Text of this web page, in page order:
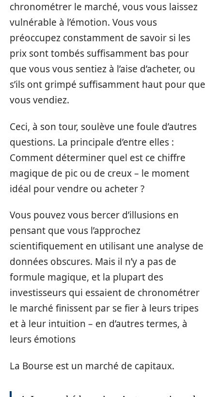
chronométrer le marché, vous vous laissez
vulnérable à l’émotion. Vous vous
préoccupez constamment de savoir si les
prix sont tombés suffisamment bas pour
que vous vous sentiez à l’aise d’acheter, ou
s’ils ont grimpé suffisamment haut pour que
vous vendiez.
Ceci, à son tour, soulève une foule d’autres
questions. La principale d’entre elles :
Comment déterminer quel est ce chiffre
magique de pic ou de creux – le moment
idéal pour vendre ou acheter ?
Vous pouvez vous bercer d’illusions en
pensant que vous l’approchez
scientifiquement en utilisant une analyse de
données obscures. Mais il n’y a pas de
formule magique, et la plupart des
investisseurs qui essaient de chronométrer
le marché finissent par se fier à leurs tripes
et à leur intuition – en d’autres termes, à
leurs émotions
La Bourse est un marché de capitaux.